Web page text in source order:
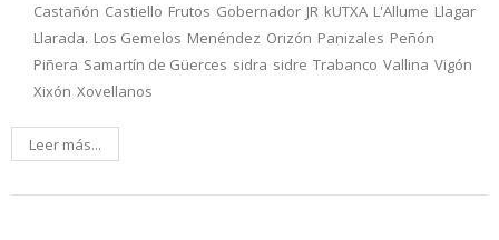
Castañón Castiello Frutos Gobernador JR kUTXA L'Allume Llagar
Llarada. Los Gemelos Menéndez Orizón Panizales Peñón
Piñera Samartín de Güerces sidra sidre Trabanco Vallina Vigón
Xixón Xovellanos
Leer más...